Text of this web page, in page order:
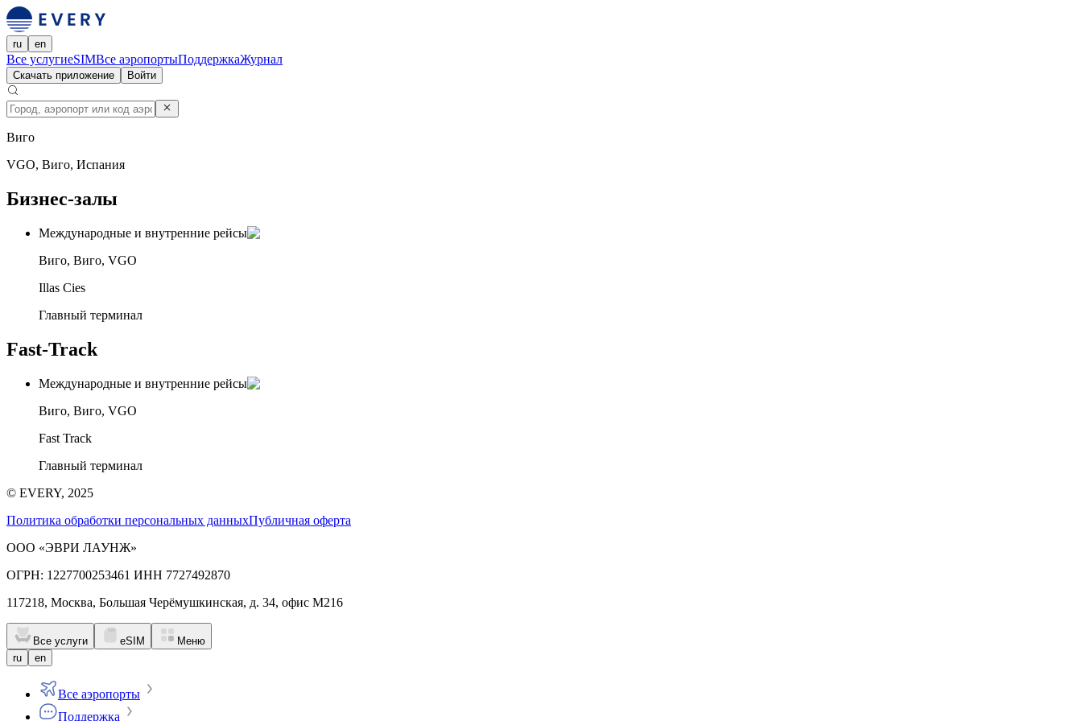
ru en
Все услугиeSIMВсе аэропортыПоддержкаЖурнал
Скачать приложение Войти
Виго
VGO, Виго, Испания
Бизнес-залы
Международные и внутренние рейсы
Виго, Виго, VGO
Illas Cies
Главный терминал
Fast-Track
Международные и внутренние рейсы
Виго, Виго, VGO
Fast Track
Главный терминал
© EVERY, 2025
Политика обработки персональных данныхПубличная оферта
ООО «ЭВРИ ЛАУНЖ»
ОГРН: 1227700253461 ИНН 7727492870
117218, Москва, Большая Черёмушкинская, д. 34, офис М216
Все услуги eSIM
Меню
ru
en
Все аэропорты
Поддержка